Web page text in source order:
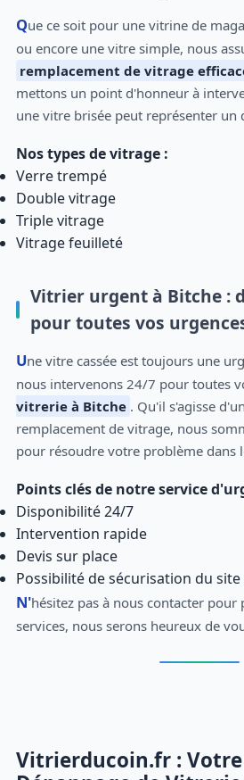
Que ce soit pour une vitrine de magasin, une baie vitrée,
ou encore une vitre simple, nous
remplacement de vitrage
mettons un point d'honneur à
une vitre brisée peut représenter un
Nos types de vitrage :
Verre trempé
Double vitrage
Triple vitrage
Vitrage feuilleté
Vitrier urgent à Bitche :
pour toutes vos
Une vitre cassée est toujours une urgence. C'est pourquoi
nous intervenons 24/7 pour toutes
vitrerie à Bitche . Qu'il s'agisse
remplacement de vitrage, nous
pour résoudre votre problème dans
Points clés de notre service
Disponibilité 24/7
Intervention rapide
Devis sur place
Possibilité de sécurisation du site
N'hésitez pas à nous contacter pour profiter de nos
services, nous serons heureux de
Vitrierducoin.fr :